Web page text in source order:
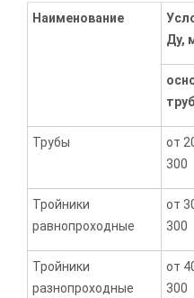
Наименование
Ду,
Трубы
от
300
Тройники
равнопроходные
от
300
Тройники
разнопроходные
от
300